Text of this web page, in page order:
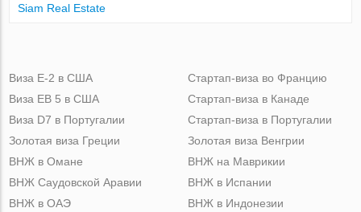
Siam Real Estate
Виза Е-2 в США
Виза ЕВ 5 в США
Виза D7 в Португалии
Золотая виза Греции
Стартап-виза во Францию
Стартап-виза в Канаде
Стартап-виза в Португалии
Золотая виза Венгрии
ВНЖ в Омане
ВНЖ Саудовской Аравии
ВНЖ в ОАЭ
ВНЖ на Маврикии
ВНЖ в Испании
ВНЖ в Индонезии